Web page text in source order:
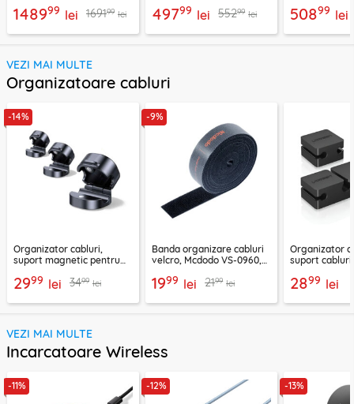
148999 lei 169199 lei 49799 lei 55299 lei
negru
50899 lei
VEZI MAI MULTE
Organizatoare cabluri
-14%
Organizator cabluri,
suport magnetic pentru
2999 lei 3499 lei
-9%
Banda organizare cabluri
velcro, Mcdodo VS-0960,
1999 lei 2199 lei
Organizator
suport
2899 lei
VEZI MAI MULTE
Incarcatoare Wireless
-11% -12% -13%